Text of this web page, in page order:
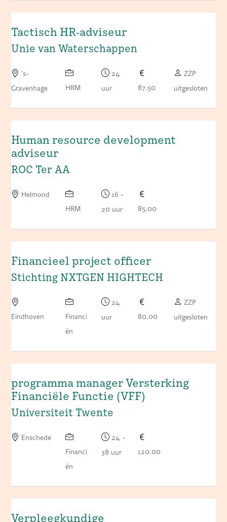
Tactisch HR-adviseur
Unie van Waterschappen
's-
Gravenhage
HRM
24
uur
87.50
ZZP
uitgesloten
Human resource development
adviseur
ROC Ter AA
Helmond
HRM
16 -
20 uur
85.00
Financieel project officer
Stichting NXTGEN HIGHTECH
Eindhoven
Financi
ën
24
uur
80.00
ZZP
uitgesloten
programma manager Versterking
Financiële Functie (VFF)
Universiteit Twente
Enschede
Financi
ën
24 -
38 uur
120.00
Verpleegkundige